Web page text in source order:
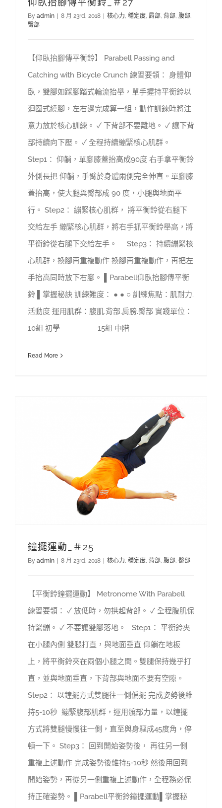
By admin | 8 月 23rd, 2018 | 核心力 穩定度 肩部 背部 腹部
臀部
【仰臥抬腳傳平衡鈴】 Parabell Passing and
Catching with Bicycle Crunch 練習要領： 身體仰
臥，雙腳如踩腳踏式輪流抬舉，單手握持平衡鈴以
迴圈式繞腳，左右邊完成算一組，動作訓鍊時將注
意力放於核心訓練。 ✓ 下背部不要離地。 ✓ 讓下背
部持續向下壓。 ✓ 全程持續繃緊核心肌群。
Step1： 仰躺，單腳膝蓋抬高成90度 右手拿平衡鈴
外側長把 仰躺，手臂於身體兩側完全伸直。單腳膝
蓋抬高，使大腿與臀部成 90 度，小腿與地面平
行。 Step2： 繃緊核心肌群， 將平衡鈴從右腿下
交給左手 繃緊核心肌群，將右手抓平衡鈴舉高，將
平衡鈴從右腿下交給左手。 Step3： 持續繃緊核
心肌群，換腳再重複動作 換腳再重複動作，再把左
手抬高同時放下右腳。 ▌Parabell仰臥抬腳傳平衡
鈴 ▌掌握秘訣 訓練難度： ● ● ○ 訓練焦點：肌耐力.
活動度 運用肌群：腹肌.背部.肩膀.臀部 實踐單位：
10組 初學 15組 中階
Read More
鐘擺運動_＃25
By admin | 8 月 23rd, 2018 | 核心力 穩定度 背部 腹部 臀部
【平衡鈴鐘擺運動】 Metronome With Parabell
練習要領： ✓ 放低時，勿拱起背部。 ✓ 全程腹肌保
持緊繃。 ✓ 不要讓雙腳落地。 Step1： 平衡鈴夾
在小腿內側 雙腿打直，與地面垂直 仰躺在地板
上，將平衡鈴夾在兩個小腿之間。雙腿保持幾乎打
直，並與地面垂直，下背部與地面不要有空隙。
Step2： 以鐘擺方式雙腿往一側偏擺 完成姿勢後維
持5-10秒 繃緊腹部肌群，運用髖部力量，以鐘擺
方式將雙腿慢慢往一側，直至與身驅成45度角，停
頓一下。 Step3： 回到開始姿勢後， 再往另一側
重複上述動作 完成姿勢後維持5-10秒 然後用回到
開始姿勢，再從另一側重複上述動作，全程務必保
持正確姿勢。 ▌Parabell平衡鈴鐘擺運動▌掌握秘